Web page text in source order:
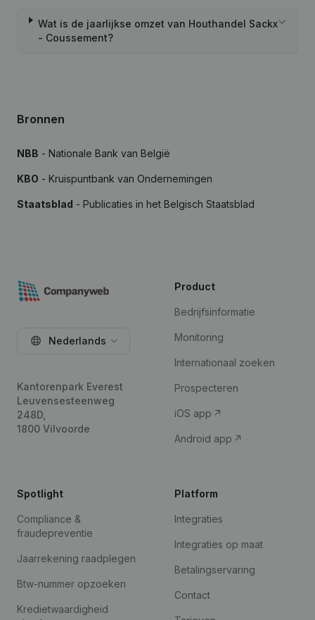
Wat is de jaarlijkse omzet van Houthandel Sackx
- Coussement?
Bronnen
NBB - Nationale Bank van België
KBO - Kruispuntbank van Ondernemingen
Staatsblad - Publicaties in het Belgisch Staatsblad
Nederlands
Kantorenpark Everest
Leuvensesteenweg
248D,
1800 Vilvoorde
Product
Bedrijfsinformatie
Monitoring
Internationaal zoeken
Prospecteren
iOS app
Android app
Spotlight
Compliance &
fraudepreventie
Jaarrekening raadplegen
Btw-nummer opzoeken
Kredietwaardigheid
Platform
Integraties
Integraties op maat
Betalingservaring
Contact